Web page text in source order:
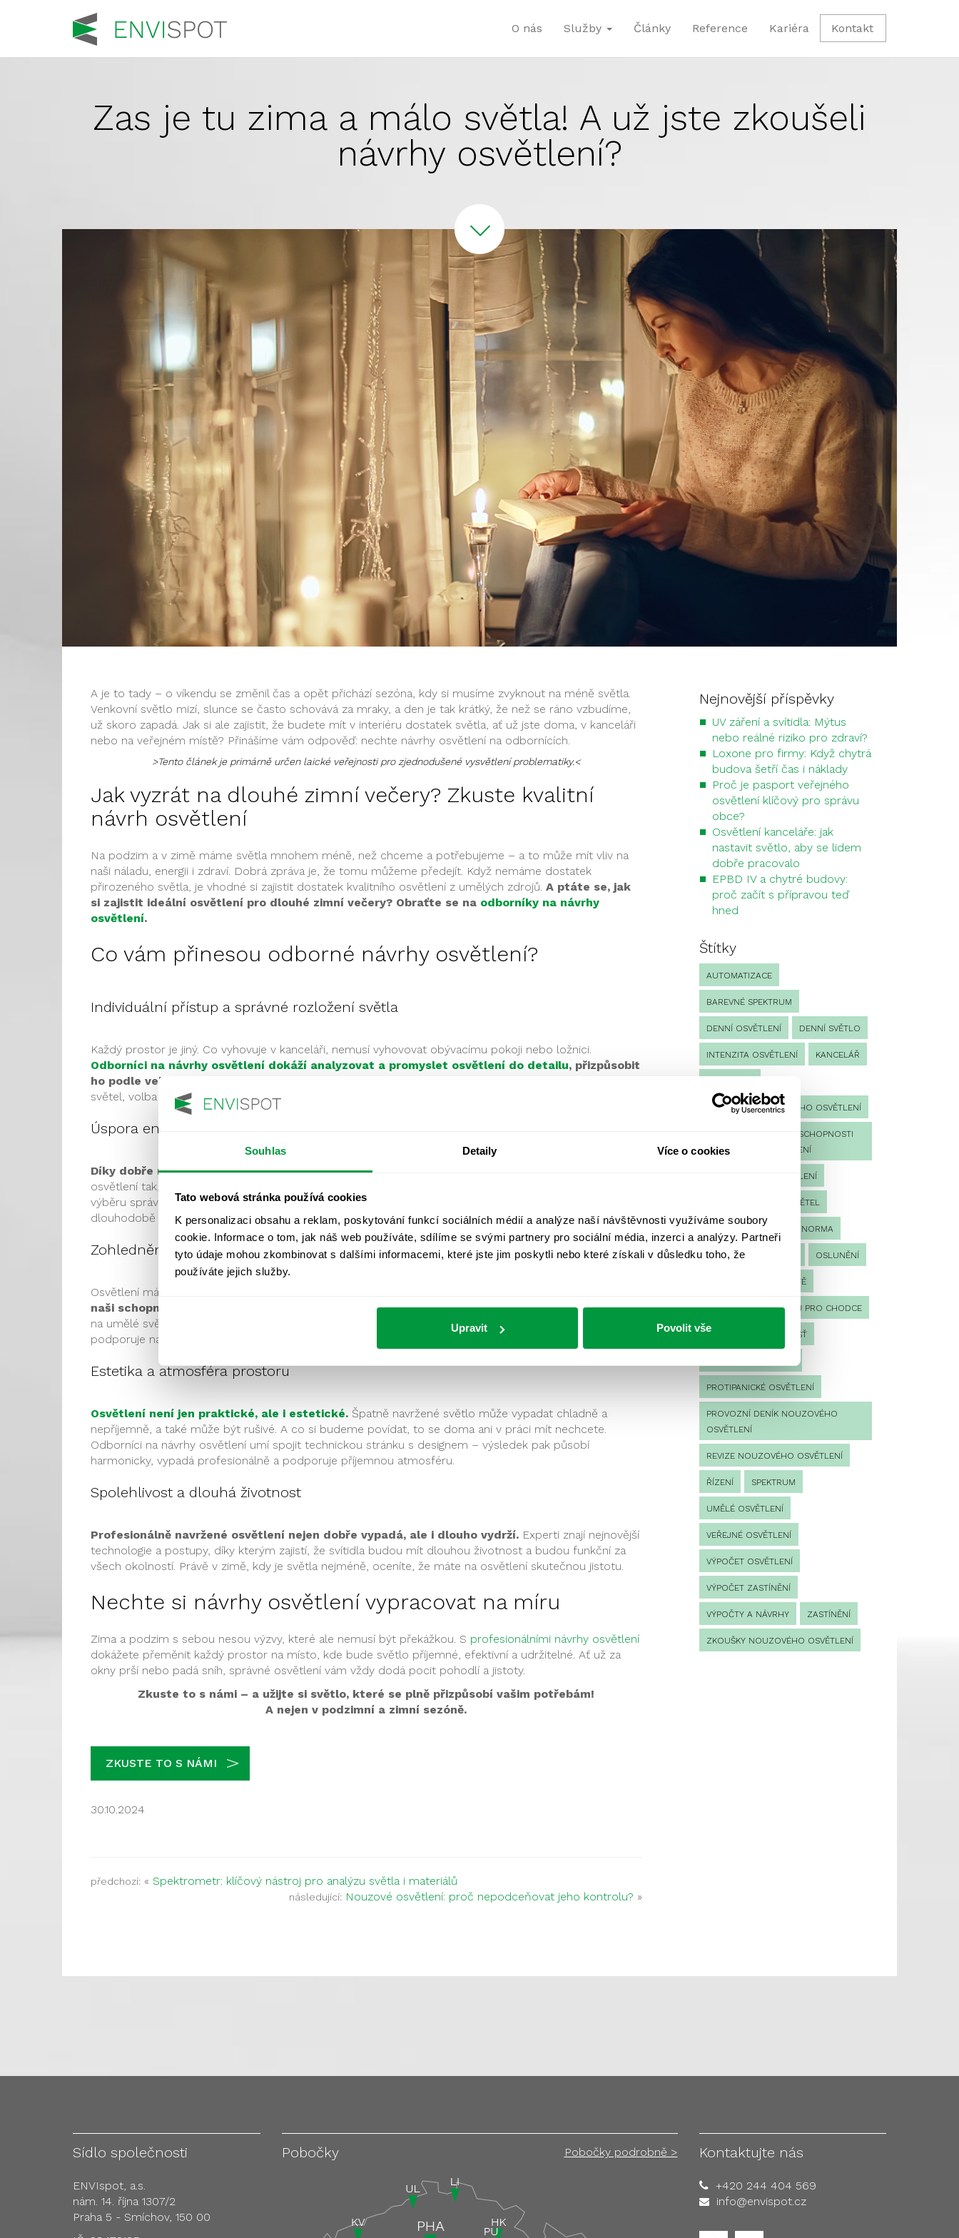
Souhlas Detaily Více o cookies
Tato webová stránka používá cookies
K personalizaci obsahu a reklam, poskytování funkcí sociálních médií a analýze naší návštěvnosti využíváme soubory
cookie. Informace o tom, jak náš web používáte, sdílíme se svými partnery pro sociální média, inzerci a analýzy. Partneři
tyto údaje mohou zkombinovat s dalšími informacemi, které jste jim poskytli nebo které získali v důsledku toho, že
používáte jejich služby.
Upravit Povolit vše
O nás Služby Články Reference Kariéra Kontakt
Zas je tu zima a málo světla! A už jste zkoušeli
návrhy osvětlení?
A je to tady – o víkendu se změnil čas a opět přichází sezóna, kdy si musíme zvyknout na méně světla.
Venkovní světlo mizí, slunce se často schovává za mraky, a den je tak krátký, že než se ráno vzbudíme,
už skoro zapadá. Jak si ale zajistit, že budete mít v interiéru dostatek světla, ať už jste doma, v kanceláři
nebo na veřejném místě? Přinášíme vám odpověď: nechte návrhy osvětlení na odbornících.
>Tento článek je primárně určen laické veřejnosti pro zjednodušené vysvětlení problematiky.<
Jak vyzrát na dlouhé zimní večery? Zkuste kvalitní
návrh osvětlení
Na podzim a v zimě máme světla mnohem méně, než chceme a potřebujeme – a to může mít vliv na
naši náladu, energii i zdraví. Dobrá zpráva je, že tomu můžeme předejít. Když nemáme dostatek
přirozeného světla, je vhodné si zajistit dostatek kvalitního osvětlení z umělých zdrojů. A ptáte se, jak
si zajistit ideální osvětlení pro dlouhé zimní večery? Obraťte se na odborníky na návrhy
osvětlení.
Co vám přinesou odborné návrhy osvětlení?
Individuální přístup a správné rozložení světla
Každý prostor je jiný. Co vyhovuje v kanceláři, nemusí vyhovovat obývacímu pokoji nebo ložnici.
Odborníci na návrhy osvětlení dokáží analyzovat a promyslet osvětlení do detailu, přizpůsobit
ho podle velikosti a účelu prostoru a zajistit, že světlo bude ideálně rozloženo.
světel, volba jejich intenzity a barevného odstínu – to vše ovlivňuje, jak se v místnosti cítíte.
Úspora energie a efektivita
Díky dobře navrženému osvětlení můžete ušetřit spoustu energie.
osvětlení tak, aby spotřeba byla co nejnižší, a přesto byla zajištěna maximální účinnost. To se týká jak
výběru správných světelných zdrojů, tak jejich umístění. Výsledkem je nižší účet za elektřinu a
dlouhodobě udržitelnější přístup k osvětlení.
Zohlednění zdraví a pohody
Osvětlení má na naše zdraví mnohem větší vliv, než si často uvědomujeme.
naši schopnost koncentrace, kvalitu spánku i celkovou náladu.Zvláště v zimě, kdy jsme odkázáni
na umělé světlo, je kvalitní návrh osvětlení zásadní. Odborníci dokáží vytvořit takové prostředí, které
podporuje naši přirozenou aktivitu během dne a zároveň nás uvolní k večernímu odpočinku.
Estetika a atmosféra prostoru
Osvětlení není jen praktické, ale i estetické. Špatně navržené světlo může vypadat chladně a
nepříjemně, a také může být rušivé. A co si budeme povídat, to se doma ani v práci mít nechcete.
Odborníci na návrhy osvětlení umí spojit technickou stránku s designem – výsledek pak působí
harmonicky, vypadá profesionálně a podporuje příjemnou atmosféru.
Spolehlivost a dlouhá životnost
Profesionálně navržené osvětlení nejen dobře vypadá, ale i dlouho vydrží. Experti znají nejnovější
technologie a postupy, díky kterým zajistí, že svítidla budou mít dlouhou životnost a budou funkční za
všech okolností. Právě v zimě, kdy je světla nejméně, oceníte, že máte na osvětlení skutečnou jistotu.
Nechte si návrhy osvětlení vypracovat na míru
Zima a podzim s sebou nesou výzvy, které ale nemusí být překážkou. S profesionálními návrhy osvětlení
dokážete přeměnit každý prostor na místo, kde bude světlo příjemné, efektivní a udržitelné. Ať už za
okny prší nebo padá sníh, správné osvětlení vám vždy dodá pocit pohodlí a jistoty.
Zkuste to s námi – a užijte si světlo, které se plně přizpůsobí vašim potřebám!
A nejen v podzimní a zimní sezóně.
ZKUSTE TO S NÁMI
30.10.2024
předchozí: « Spektrometr: klíčový nástroj pro analýzu světla i materiálů
následující: Nouzové osvětlení: proč nepodceňovat jeho kontrolu? »
Nejnovější příspěvky
UV záření a svítidla: Mýtus
nebo reálné riziko pro zdraví?
Loxone pro firmy: Když chytrá
budova šetří čas i náklady
Proč je pasport veřejného
osvětlení klíčový pro správu
obce?
Osvětlení kanceláře: jak
nastavit světlo, aby se lidem
dobře pracovalo
EPBD IV a chytré budovy:
proč začít s přípravou teď
hned
Štítky
AUTOMATIZACE
BAREVNÉ SPEKTRUM
DENNÍ OSVĚTLENÍ DENNÍ SVĚTLO
INTENZITA OSVĚTLENÍ KANCELÁŘ
KONTROLA NOUZOVÉHO OSVĚTLENÍ
KONTROLA PROVOZUSCHOPNOSTI
NOUZOVÉHO OSVĚTLENÍ
LED NOUZOVÉ OSVĚTLENÍ
MĚŘENÍ SVĚTEL
NÁVRH OSVĚTLENÍ NORMA
NOUZOVÉ OSVĚTLENÍ OSLUNĚNÍ
OSVĚTLENÍ PRACOVIŠTĚ
OSVĚTLENÍ PŘECHODŮ PRO CHODCE
OSVĚTLENÍ SPORTOVIŠŤ
PROTIPANICKÉ OSVĚTLENÍ
PROVOZNÍ DENÍK NOUZOVÉHO
OSVĚTLENÍ
REVIZE NOUZOVÉHO OSVĚTLENÍ
ŘÍZENÍ SPEKTRUM
UMĚLÉ OSVĚTLENÍ
VEŘEJNÉ OSVĚTLENÍ
VÝPOČET OSVĚTLENÍ
VÝPOČET ZASTÍNĚNÍ
VÝPOČTY A NÁVRHY ZASTÍNĚNÍ
ZKOUŠKY NOUZOVÉHO OSVĚTLENÍ
Sídlo společnosti
ENVIspot, a.s.
nám. 14. října 1307/2
Praha 5 - Smíchov, 150 00
Pobočky Pobočky podrobně > Kontaktujte nás
+420 244 404 569
info@envispot.cz